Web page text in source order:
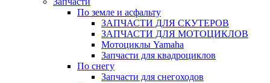
По земле и асфальту
ЗАПЧАСТИ ДЛЯ СКУТЕРОВ
ЗАПЧАСТИ ДЛЯ МОТОЦИКЛОВ
Мотоциклы Yamaha
Запчасти для квадроциклов
По снегу
Запчасти для снегоходов